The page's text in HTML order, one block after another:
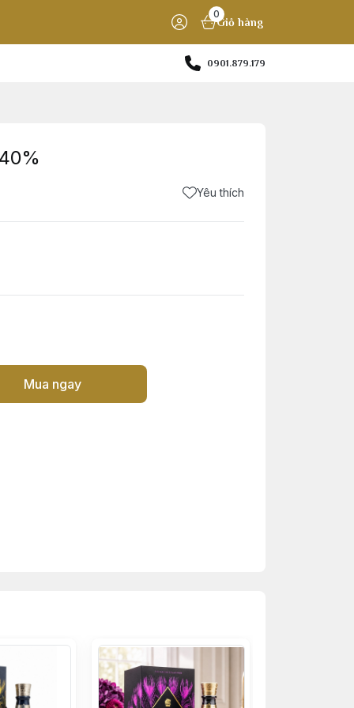
0
Giỏ hàng
0901.879.179
Yêu thích
Mua ngay